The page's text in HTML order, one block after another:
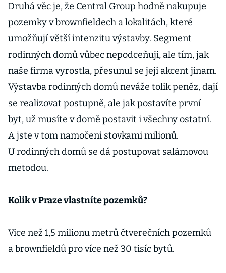
Druhá věc je, že Central Group hodně nakupuje
pozemky v brownfieldech a lokalitách, které
umožňují větší intenzitu výstavby. Segment
rodinných domů vůbec nepodceňuji, ale tím, jak
naše firma vyrostla, přesunul se její akcent jinam.
Výstavba rodinných domů neváže tolik peněz, dají
se realizovat postupně, ale jak postavíte první
byt, už musíte v domě postavit i všechny ostatní.
A jste v tom namočeni stovkami milionů.
U rodinných domů se dá postupovat salámovou
metodou.
Kolik v Praze vlastníte pozemků?
Více než 1,5 milionu metrů čtverečních pozemků
a brownfieldů pro více než 30 tisíc bytů.